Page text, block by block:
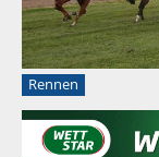
Rennen